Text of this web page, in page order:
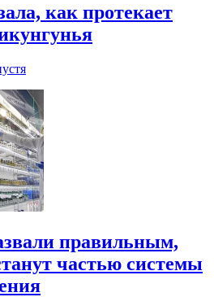
как протекает
правильным,
частью системы